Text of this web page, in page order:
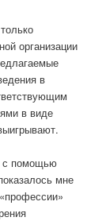
организации
в
в виде
с помощью
мне